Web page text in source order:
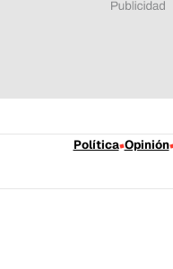
Política Opinión